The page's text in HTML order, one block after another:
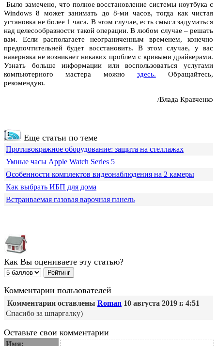
Было замечено, что полное восстановление системы ноутбука с
Windows 8 может занимать до 8-ми часов, тогда как чистая
установка не более 1 часа. В этом случае, есть смысл задуматься
над целесообразности такой операции. В любом случае – решать
вам. Если располагаете неограниченным временем, конечно
предпочтительней будет восстановить. В этом случае, у вас
наверняка не возникнет никаких проблем с кривыми драйверами.
Узнать больше информации или воспользоваться услугами
компьютерного мастера можно здесь. Обращайтесь,
рекомендую.
/Влада Кравченко
Еще статьи по теме
Противокражное оборудование: защита на стеллажах
Умные часы Apple Watch Series 5
Особенности комплектов видеонаблюдения на 2 камеры
Как выбрать ИБП для дома
Встраиваемая газовая варочная панель
Как Вы оцениваете эту статью?
Комментарии пользователей
Комментарии оставлены Roman 10 августа 2019 г. 4:51
Спасибо за шпаргалку)
Оставьте свои комментарии
Имя: